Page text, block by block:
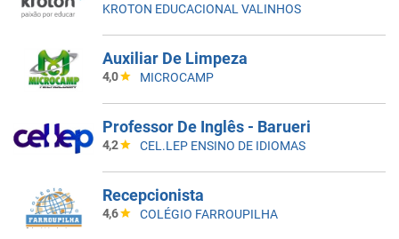
KROTON EDUCACIONAL VALINHOS
Auxiliar De Limpeza
4,0 MICROCAMP
Professor De Inglês - Barueri
4,2 CEL.LEP ENSINO DE IDIOMAS
Recepcionista
4,6 COLÉGIO FARROUPILHA